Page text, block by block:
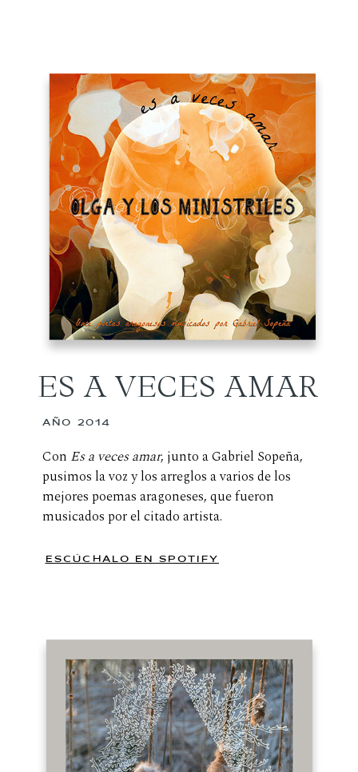
ES A VECES AMAR
AÑO 2014
Con Es a veces amar, junto a Gabriel Sopeña,
pusimos la voz y los arreglos a varios de los
mejores poemas aragoneses, que fueron
musicados por el citado artista.
ESCÚCHALO EN SPOTIFY